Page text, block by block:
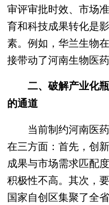
审评审批时效、市场
育和科技成果转化是
素。例如，华兰生物
接带动了河南生物医
二、破解产业化
的通道
当前制约河南医药
在三方面：首先，创
成果与市场需求匹配
积极性不高。其次，
国家自创区集聚了全